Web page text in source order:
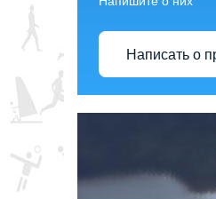
Написать о